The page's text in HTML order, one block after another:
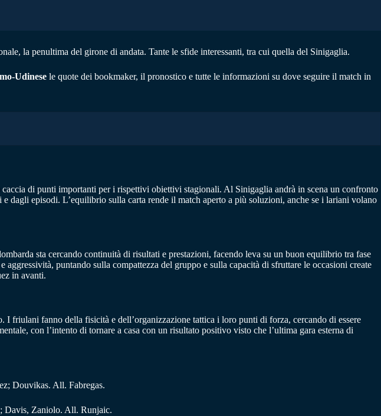
la penultima del girone di andata. Tante le sfide interessanti, tra cui quella del Sinigaglia.
Udinese le quote dei bookmaker, il pronostico e tutte le informazioni su dove seguire il match in
caccia di punti importanti per i rispettivi obiettivi stagionali. Al Sinigaglia andrà in scena un confronto
dagli episodi. L’equilibrio sulla carta rende il match aperto a più soluzioni, anche se i lariani volano
sta cercando continuità di risultati e prestazioni, facendo leva su un buon equilibrio tra fase
puntando sulla compattezza del gruppo e sulla capacità di sfruttare le occasioni create
in avanti.
friulani fanno della fisicità e dell’organizzazione tattica i loro punti di forza, cercando di essere
con l’intento di tornare a casa con un risultato positivo visto che l’ultima gara esterna di
Douvikas. All. Fabregas.
Davis, Zaniolo. All. Runjaic.